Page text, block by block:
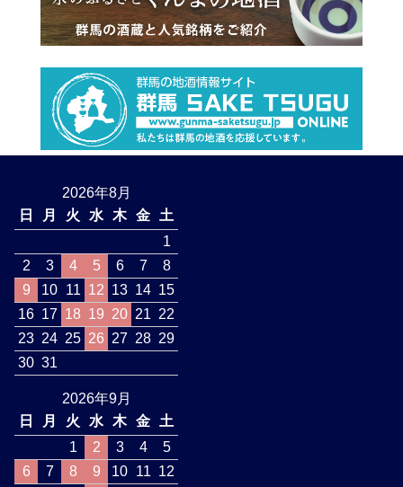
2026年8月
日
月 火 水 木 金
土
1
2
3 4 5 6 7
8
9
10 11 12 13 14 15
16 17 18 19 20 21 22
23 24 25 26 27 28 29
30 31
2026年9月
日
月 火 水 木 金
土
1
2 3 4
5
6
7 8 9 10 11 12